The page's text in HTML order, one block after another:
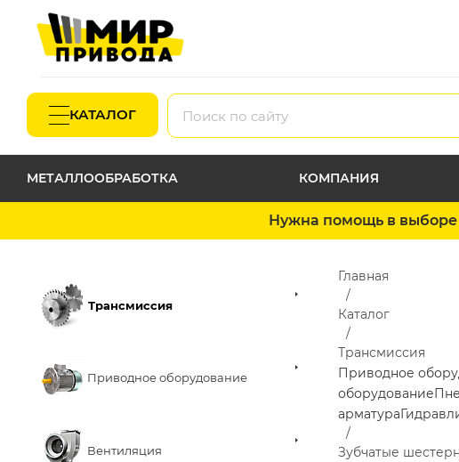
КАТАЛОГ
МЕТАЛЛООБРАБОТКА КОМПАНИЯ
Нужна помощь в выборе
Трансмиссия
Приводное оборудование
Вентиляция
Главная
Каталог
Трансмиссия
Приводное
оборудование
арматура
Зубчатые